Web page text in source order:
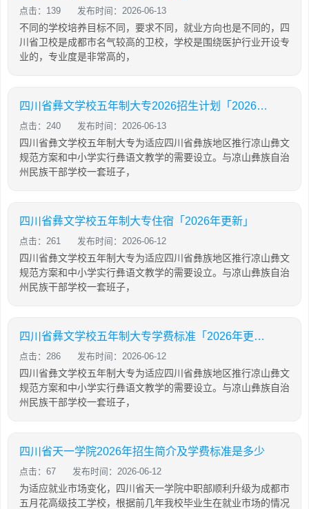
点击：139 发布时间：2026-06-13
不同的学校培养目标不同，要求不同，就业方向也是不同的，四
川省卫校是成都市名气较高的卫校，学校是围绕医护行业开设专
业的，专业度是非常高的，
四川省彝文学校五年制大专2026招生计划「2026年更新」
点击：240 发布时间：2026-06-13
四川省彝文学校五年制大专为适应四川省彝族地区推行凉山彝文
规范方案和中小学实行彝语文教学的需要设立。与凉山彝族自治
州民族干部学校一套班子，
四川省彝文学校五年制大专住宿「2026年更新」
点击：261 发布时间：2026-06-12
四川省彝文学校五年制大专为适应四川省彝族地区推行凉山彝文
规范方案和中小学实行彝语文教学的需要设立。与凉山彝族自治
州民族干部学校一套班子，
四川省彝文学校五年制大专学费标准「2026年更新」
点击：286 发布时间：2026-06-12
四川省彝文学校五年制大专为适应四川省彝族地区推行凉山彝文
规范方案和中小学实行彝语文教学的需要设立。与凉山彝族自治
州民族干部学校一套班子，
四川省天一学院2026年招生简介及学费标准是多少
点击：67 发布时间：2026-06-12
为适应就业市场变化，四川省天一学院中职部顺利升级为成都市
五月花高级技工学校，根据前几年我校毕业生在就业市场的情况